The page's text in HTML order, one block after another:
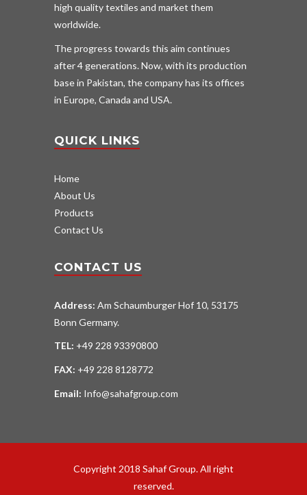
high quality textiles and market them
worldwide.
The progress towards this aim continues
after 4 generations. Now, with its production
base in Pakistan, the company has its offices
in Europe, Canada and USA.
QUICK LINKS
Home
About Us
Products
Contact Us
CONTACT US
Address: Am Schaumburger Hof 10, 53175
Bonn Germany.
TEL: +49 228 93390800
FAX: +49 228 8128772
Email: Info@sahafgroup.com
Copyright 2018 Sahaf Group. All right
reserved.